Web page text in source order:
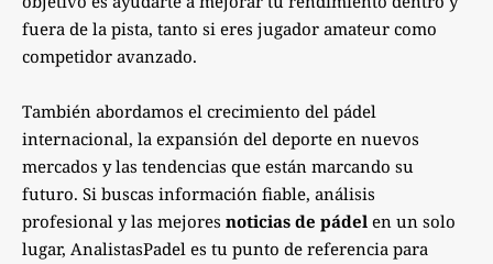
fuera de la pista, tanto si eres jugador amateur como
competidor avanzado.
También abordamos el crecimiento del pádel
internacional, la expansión del deporte en nuevos
mercados y las tendencias que están marcando su
futuro. Si buscas información fiable, análisis
profesional y las mejores noticias de pádel en un solo
lugar, AnalistasPadel es tu punto de referencia para